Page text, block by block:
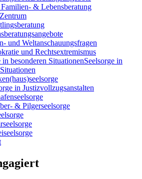
& Lebensberatung
und Weltanschauungsfragen
und Rechtsextremismus
Seelsorge in
in Justizvollzugsanstalten
& Pilgerseelsorge